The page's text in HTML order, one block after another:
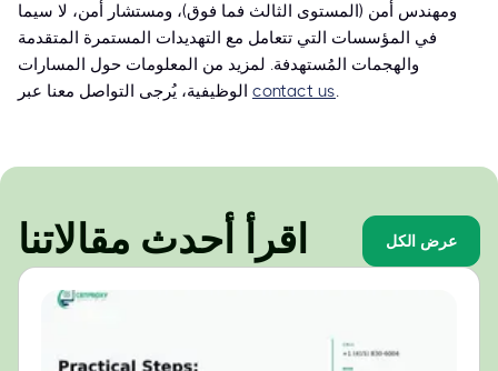
ومهندس أمن (المستوى الثالث فما فوق)، ومستشار أمن، لا سيما
في المؤسسات التي تتعامل مع التهديدات المستمرة المتقدمة
والهجمات المُستهدفة. لمزيد من المعلومات حول المسارات
contact us.
اقرأ أحدث مقالاتنا عرض الكل